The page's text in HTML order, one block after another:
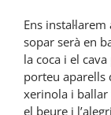
Ens
sopar serà en
la coca i el
porteu aparells
xerinola i
el beure i